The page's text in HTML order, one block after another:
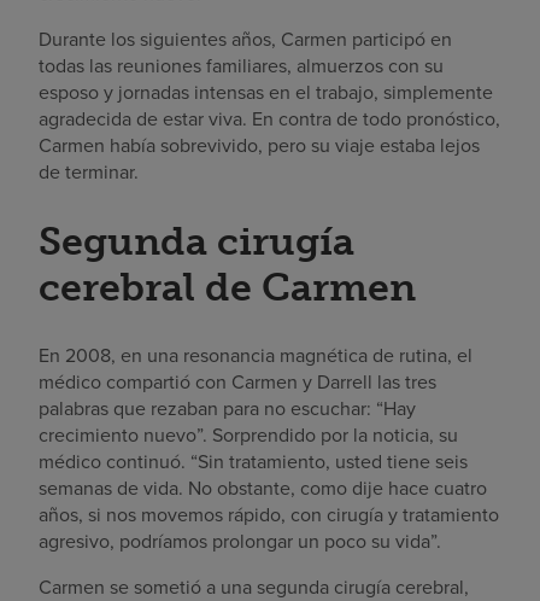
Durante los siguientes años, Carmen participó en
todas las reuniones familiares, almuerzos con su
esposo y jornadas intensas en el trabajo, simplemente
agradecida de estar viva. En contra de todo pronóstico,
Carmen había sobrevivido, pero su viaje estaba lejos
de terminar.
Segunda cirugía
cerebral de Carmen
En 2008, en una resonancia magnética de rutina, el
médico compartió con Carmen y Darrell las tres
palabras que rezaban para no escuchar: “Hay
crecimiento nuevo”. Sorprendido por la noticia, su
médico continuó. “Sin tratamiento, usted tiene seis
semanas de vida. No obstante, como dije hace cuatro
años, si nos movemos rápido, con cirugía y tratamiento
agresivo, podríamos prolongar un poco su vida”.
Carmen se sometió a una segunda cirugía cerebral,